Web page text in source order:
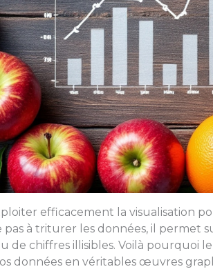
efficacement la visualisation
pas à triturer les données, il permet
de chiffres illisibles. Voilà pourquoi
données en véritables œuvres